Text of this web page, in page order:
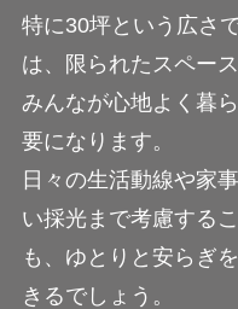
特に30坪という広さ
は、限られたスペー
みんなが心地よく暮
要になります。
日々の生活動線や家
い採光まで考慮する
も、ゆとりと安らぎ
きるでしょう。